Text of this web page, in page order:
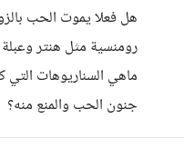
هل فعلا يموت الحب
رومنسية مثل هنتر
ماهي السناريوهات
جنون الحب والمنع منه؟